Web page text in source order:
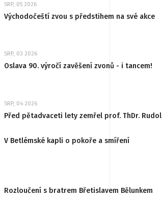
SRP, 05 2026
Východočeští zvou s předstihem na své akce
SRP, 03 2026
Oslava 90. výročí zavěšení zvonů - i tancem!
SRP, 04 2026
Před pětadvaceti lety zemřel prof. ThDr.
V Betlémské kapli o pokoře a smíření
Rozloučení s bratrem Břetislavem Bělunkem